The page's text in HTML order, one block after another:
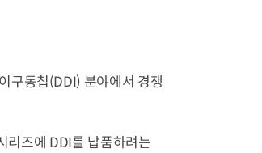
구동칩(DDI) 분야에서 경쟁
리즈에 DDI를 납품하려는